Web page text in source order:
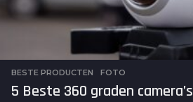
BESTE PRODUCTEN ,FOTO
5 Beste 360 graden camera’s